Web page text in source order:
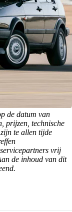
de datum van
prijzen, technische
te allen tijde
vrij
de inhoud van dit